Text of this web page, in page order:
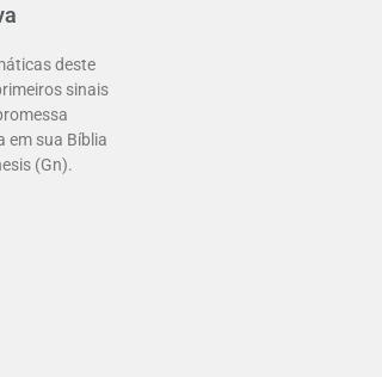
deste
sinais
em sua Bíblia
(Gn).